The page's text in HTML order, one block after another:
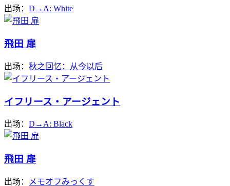
出场： D→A: White
飛田 扉
出场： 秋之回忆：从今以后
イフリース・アージェント
出场： D→A: Black
飛田 扉
出场： メモオフみっくす